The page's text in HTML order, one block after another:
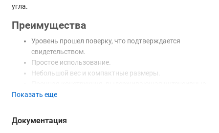
угла.
Преимущества
Уровень прошел поверку, что подтверждается
свидетельством.
Простое использование.
Небольшой вес и компактные размеры.
нагрузки.
Доступная стоимость.
Показать еще
Документация